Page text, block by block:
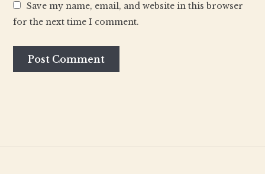
Save my name, email, and website in this browser
for the next time I comment.